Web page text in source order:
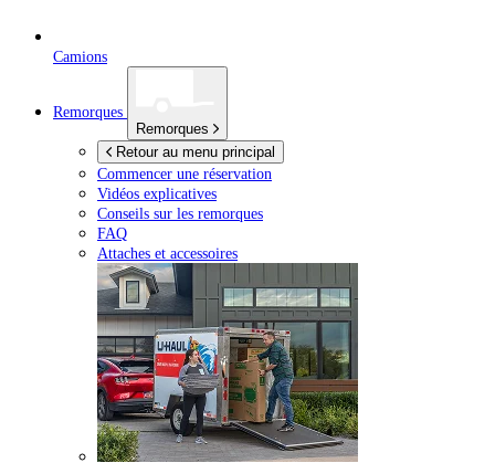
Camions
Remorques
Remorques
Retour au menu principal
Commencer une réservation
Vidéos explicatives
Conseils sur les remorques
FAQ
Attaches et accessoires